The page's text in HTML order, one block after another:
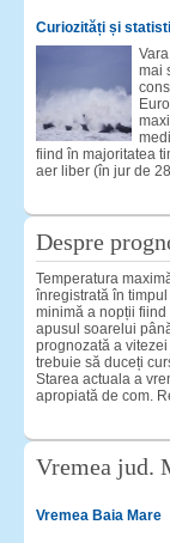
Curiozități și
mai
fiind în majoritatea
aer liber (în jur de
Despre
Temperatura
înregistrată în
minimă a nopții
apusul soarelui
prognozată a
trebuie să duceți
Starea actuala a
apropiată de com.
Vremea jud.
Vremea Baia Mare